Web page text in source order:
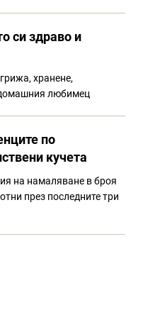
си здраво и
хранене,
любимец
по
кучета
на намаляване в броя
през последните три